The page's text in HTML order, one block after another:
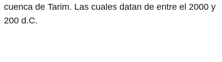
cuenca de Tarim. Las cuales datan de entre el 2000 y
200 d.C.